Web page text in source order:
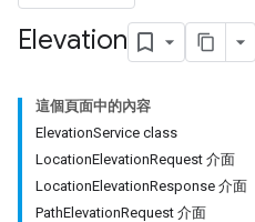
Elevation
這個頁面中的內容
ElevationService class
LocationElevationRequest 介面
LocationElevationResponse 介面
PathElevationRequest 介面